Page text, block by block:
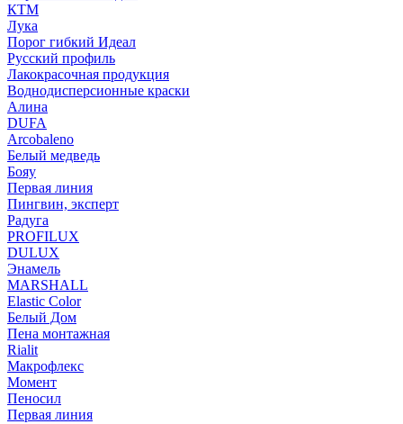
КТМ
Лука
Порог гибкий Идеал
Русский профиль
Лакокрасочная продукция
Воднодисперсионные краски
Алина
DUFA
Arcobaleno
Белый медведь
Бояу
Первая линия
Пингвин, эксперт
Радуга
PROFILUX
DULUX
Энамель
MARSHALL
Elastic Color
Белый Дом
Пена монтажная
Rialit
Макрофлекс
Момент
Пеносил
Первая линия